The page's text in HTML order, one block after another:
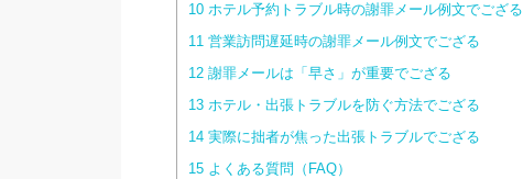
10ホテル予約トラブル時の謝罪メール例文でござる
11営業訪問遅延時の謝罪メール例文でござる
12謝罪メールは「早さ」が重要でござる
13ホテル・出張トラブルを防ぐ方法でござる
14実際に拙者が焦った出張トラブルでござる
15よくある質問（FAQ）